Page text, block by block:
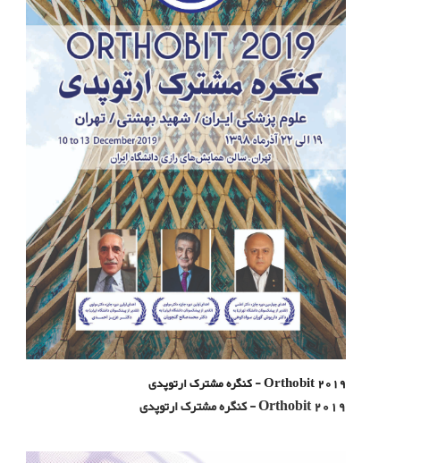
Orthobit 2019 - کنگره مشترک ارتوپدی
Orthobit 2019 - کنگره مشترک ارتوپدی